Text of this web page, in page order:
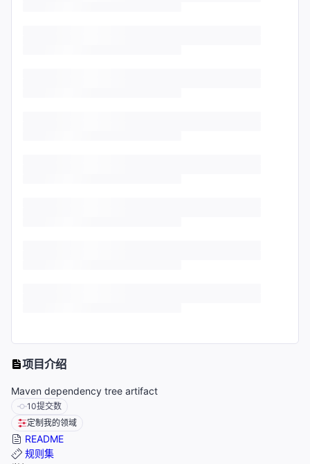
项目介绍
Maven dependency tree artifact
10提交数
定制我的领域
README
规则集